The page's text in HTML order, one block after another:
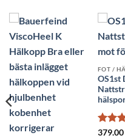
FOT /
OS1st
379.00